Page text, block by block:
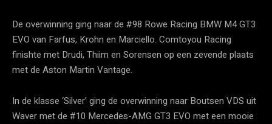
De overwinning ging naar de #98 Rowe Racing BMW M4 GT3
EVO van Farfus, Krohn en Marciello. Comtoyou Racing
finishte met Drudi, Thiim en Sorensen op een zevende plaats
met de Aston Martin Vantage.
In de klasse ‘Silver’ ging de overwinning naar Boutsen VDS uit
Waver met de #10 Mercedes-AMG GT3 EVO met een mooie